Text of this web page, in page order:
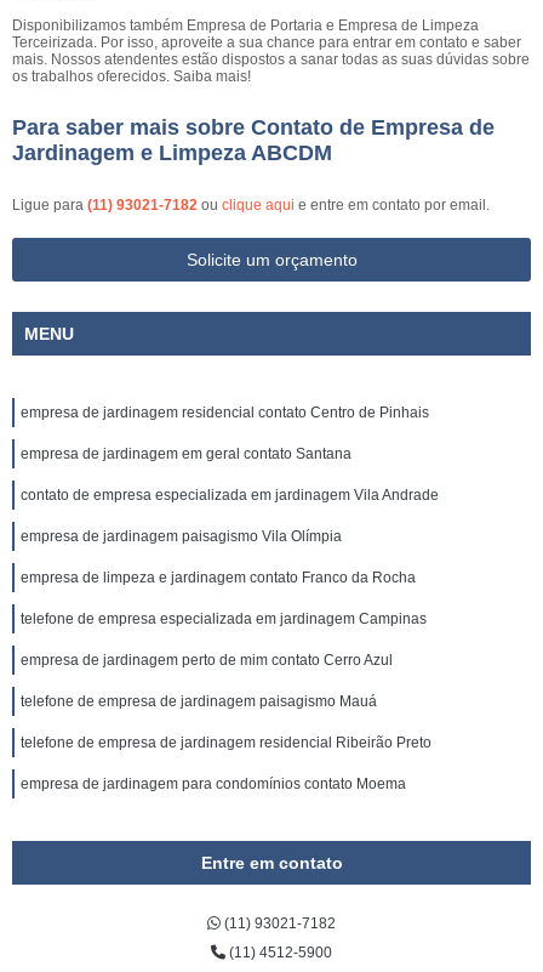
Disponibilizamos também Empresa de Portaria e Empresa de Limpeza
Terceirizada. Por isso, aproveite a sua chance para entrar em contato e saber
mais. Nossos atendentes estão dispostos a sanar todas as suas dúvidas sobre
os trabalhos oferecidos. Saiba mais!
Para saber mais sobre Contato de Empresa de
Jardinagem e Limpeza ABCDM
Ligue para (11) 93021-7182 ou clique aqui e entre em contato por email.
Solicite um orçamento
MENU
empresa de jardinagem residencial contato Centro de Pinhais
empresa de jardinagem em geral contato Santana
contato de empresa especializada em jardinagem Vila Andrade
empresa de jardinagem paisagismo Vila Olímpia
empresa de limpeza e jardinagem contato Franco da Rocha
telefone de empresa especializada em jardinagem Campinas
empresa de jardinagem perto de mim contato Cerro Azul
telefone de empresa de jardinagem paisagismo Mauá
telefone de empresa de jardinagem residencial Ribeirão Preto
empresa de jardinagem para condomínios contato Moema
Entre em contato
(11) 93021-7182
(11) 4512-5900